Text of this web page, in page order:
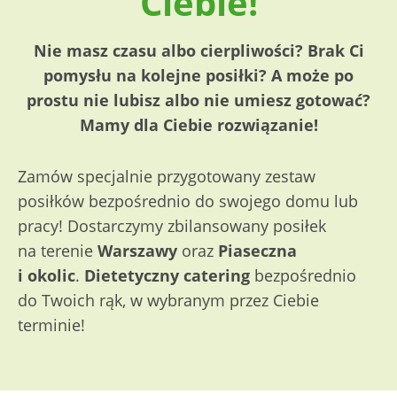
Nie masz czasu albo cierpliwości? Brak Ci
pomysłu na kolejne posiłki? A może po
prostu nie lubisz albo nie umiesz gotować?
Mamy dla Ciebie rozwiązanie!
Zamów specjalnie przygotowany zestaw
posiłków bezpośrednio do swojego domu lub
pracy! Dostarczymy zbilansowany posiłek
na terenie Warszawy oraz Piaseczna
i okolic. Dietetyczny catering bezpośrednio
do Twoich rąk, w wybranym przez Ciebie
terminie!